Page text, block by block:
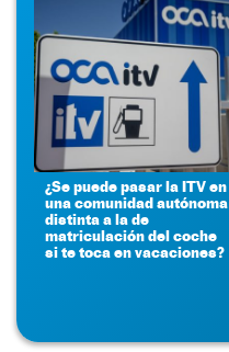
¿Se puede pasar la ITV en
una comunidad autónoma
distinta a la de
matriculación del coche
si te toca en vacaciones?